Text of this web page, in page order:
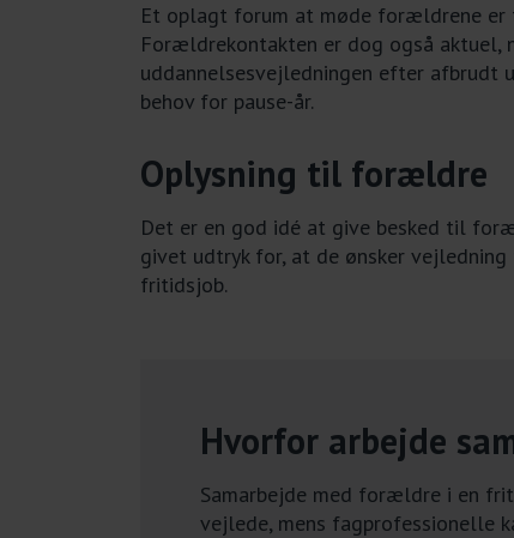
Et oplagt forum at møde forældrene er
Forældrekontakten er dog også aktuel,
uddannelsesvejledningen efter afbrudt
behov for pause-år.
Oplysning til forældre
Det er en god idé at give besked til
givet udtryk for, at de ønsker
fritidsjob.
Hvorfor arbejde
Samarbejde med forældre i en
vejlede, mens fagprofessionelle